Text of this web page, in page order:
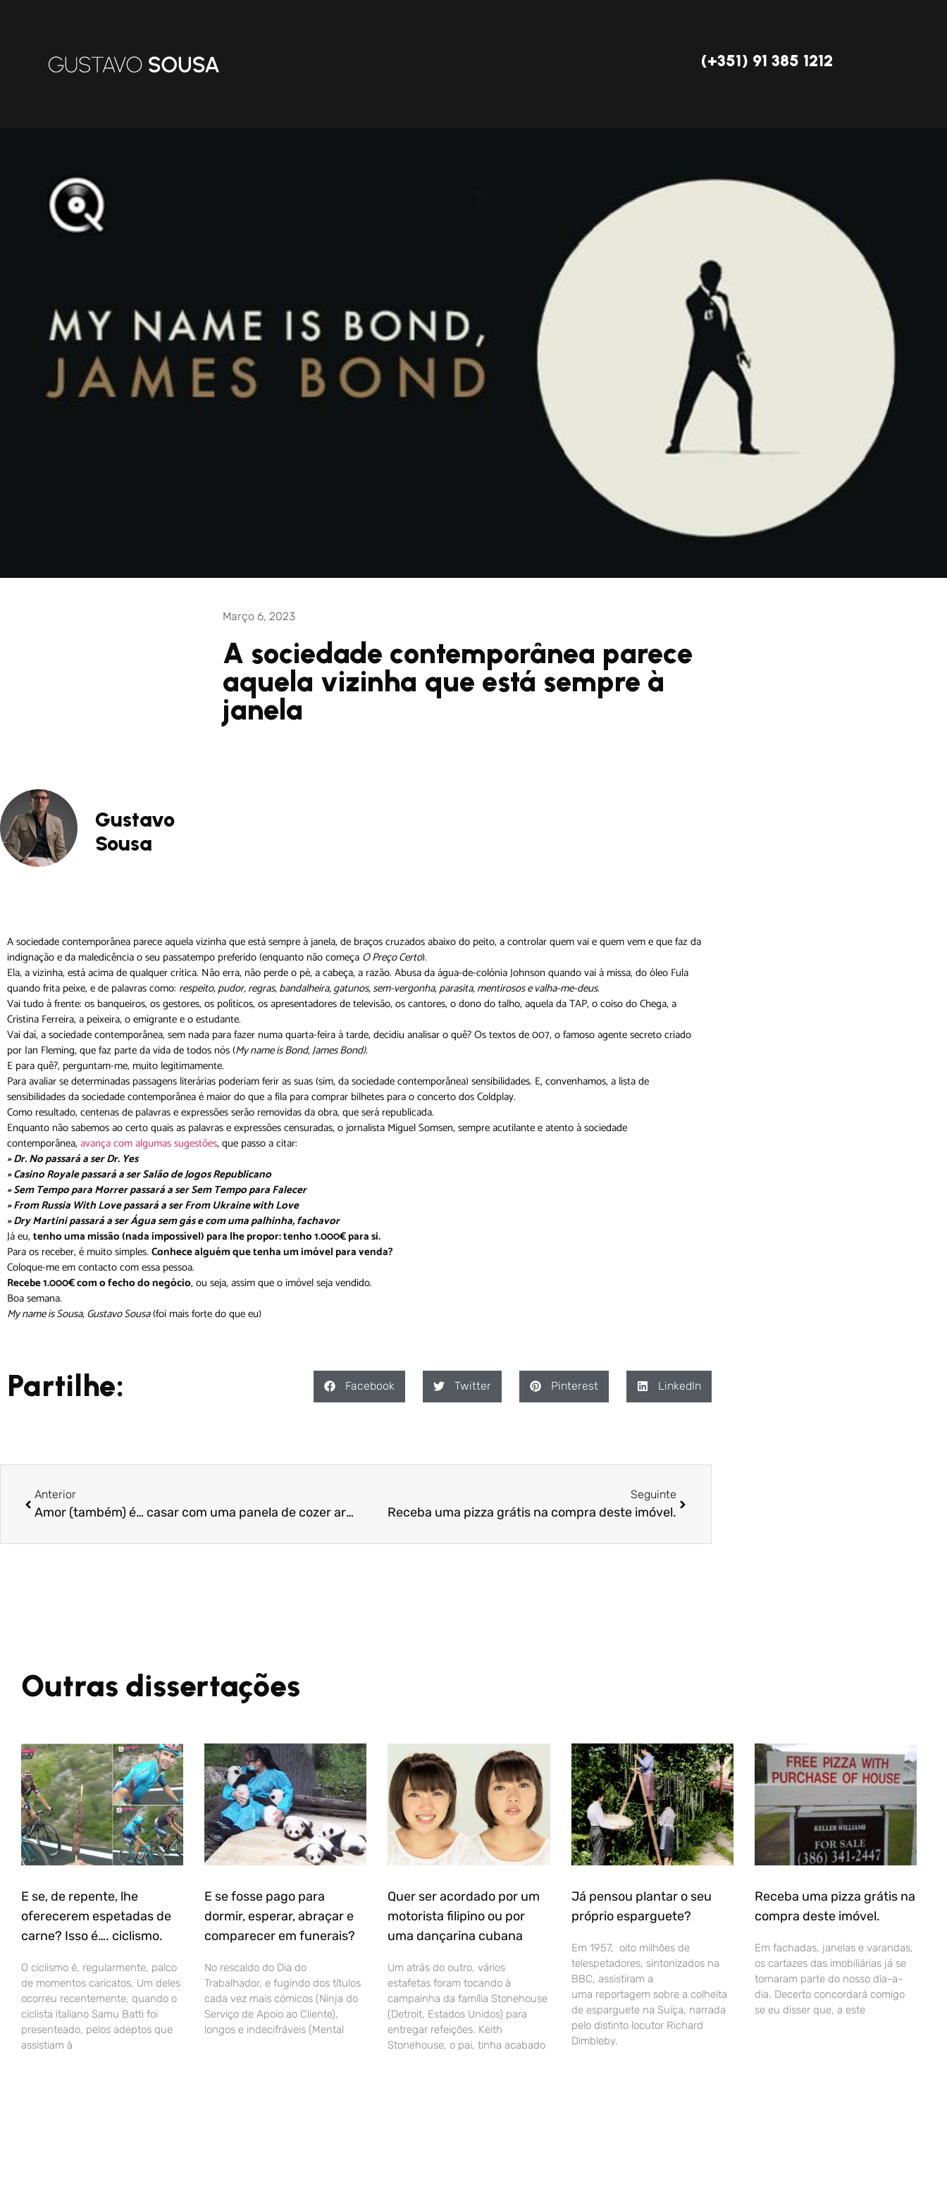
(+351) 91 385 1212
Março 6, 2023
A sociedade contemporânea parece
aquela vizinha que está sempre à
janela
Gustavo
Sousa
A sociedade contemporânea parece aquela vizinha que está sempre à janela, de braços cruzados abaixo do peito, a controlar quem vai e quem vem e que faz da
indignação e da maledicência o seu passatempo preferido (enquanto não começa O Preço Certo).
Ela, a vizinha, está acima de qualquer crítica. Não erra, não perde o pé, a cabeça, a razão. Abusa da água-de-colónia Johnson quando vai à missa, do óleo Fula
quando frita peixe, e de palavras como: respeito, pudor, regras, bandalheira, gatunos, sem-vergonha, parasita, mentirosos e valha-me-deus.
Vai tudo à frente: os banqueiros, os gestores, os políticos, os apresentadores de televisão, os cantores, o dono do talho, aquela da TAP, o coiso do Chega, a
Cristina Ferreira, a peixeira, o emigrante e o estudante.
Vai daí, a sociedade contemporânea, sem nada para fazer numa quarta-feira à tarde, decidiu analisar o quê? Os textos de 007, o famoso agente secreto criado
por Ian Fleming, que faz parte da vida de todos nós (My name is Bond, James Bond).
E para quê?, perguntam-me, muito legitimamente.
Para avaliar se determinadas passagens literárias poderiam ferir as suas (sim, da sociedade contemporânea) sensibilidades. E, convenhamos, a lista de
sensibilidades da sociedade contemporânea é maior do que a fila para comprar bilhetes para o concerto dos Coldplay.
Como resultado, centenas de palavras e expressões serão removidas da obra, que será republicada.
Enquanto não sabemos ao certo quais as palavras e expressões censuradas, o jornalista Miguel Somsen, sempre acutilante e atento à sociedade
contemporânea, avança com algumas sugestões, que passo a citar:
» Dr. No passará a ser Dr. Yes
» Casino Royale passará a ser Salão de Jogos Republicano
» Sem Tempo para Morrer passará a ser Sem Tempo para Falecer
» From Russia With Love passará a ser From Ukraine with Love
» Dry Martini passará a ser Água sem gás e com uma palhinha, fachavor
Já eu, tenho uma missão (nada impossível) para lhe propor: tenho 1.000€ para si.
Para os receber, é muito simples. Conhece alguém que tenha um imóvel para venda?
Coloque-me em contacto com essa pessoa.
Recebe 1.000€ com o fecho do negócio, ou seja, assim que o imóvel seja vendido.
Boa semana.
My name is Sousa, Gustavo Sousa(foi mais forte do que eu)
Partilhe: Facebook Twitter Pinterest LinkedIn
Anterior
Amor (também) é… casar com uma panela de cozer arroz
Seguinte
Receba uma pizza grátis na compra deste imóvel.
Outras dissertações
E se, de repente, lhe
oferecerem espetadas de
carne? Isso é…. ciclismo.
O ciclismo é, regularmente, palco
de momentos caricatos. Um deles
ocorreu recentemente, quando o
ciclista italiano Samu Batti foi
presenteado, pelos adeptos que
assistiam à
E se fosse pago para
dormir, esperar, abraçar e
comparecer em funerais?
No rescaldo do Dia do
Trabalhador, e fugindo dos títulos
cada vez mais cómicos (Ninja do
Serviço de Apoio ao Cliente),
longos e indecifráveis (Mental
Quer ser acordado por um
motorista filipino ou por
uma dançarina cubana
Um atrás do outro, vários
estafetas foram tocando à
campainha da família Stonehouse
(Detroit, Estados Unidos) para
entregar refeições. Keith
Stonehouse, o pai, tinha acabado
Já pensou plantar o seu
próprio esparguete?
Em 1957, oito milhões de
telespetadores, sintonizados na
BBC, assistiram a
uma reportagem sobre a colheita
de esparguete na Suíça, narrada
pelo distinto locutor Richard
Dimbleby.
Receba uma pizza grátis na
compra deste imóvel.
Em fachadas, janelas e varandas,
os cartazes das imobiliárias já se
tornaram parte do nosso dia-a-
dia. Decerto concordará comigo
se eu disser que, a este